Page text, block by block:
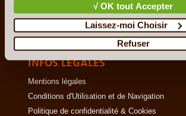
√ OK tout Accepter
Laissez-moi Choisir
Refuser
F.A.Q
Ils nous aident
Contacts
INFOS LÉGALES
Mentions légales
Conditions d'Utilisation et de Navigation
Politique de confidentialité & Cookies